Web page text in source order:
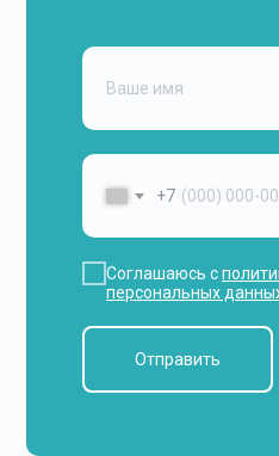
+7
Соглашаюсь с
персональных
Отправить